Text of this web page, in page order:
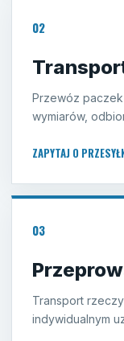
02
Przewóz
wymiarów,
ZAPYTAJ O
03
Transport
indywidualnym